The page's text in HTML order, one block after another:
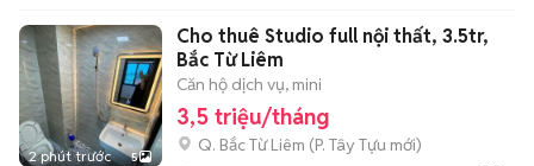
2 phút trước 5
Cho thuê Studio full nội thất, 3.5tr,
Bắc Từ Liêm
Căn hộ dịch vụ, mini
3,5 triệu/tháng
Q. Bắc Từ Liêm (P. Tây Tựu mới)